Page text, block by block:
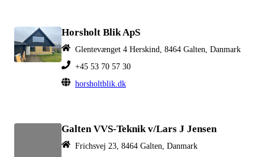
Horsholt Blik ApS
Glentevænget 4 Herskind, 8464 Galten, Danmark
+45 53 70 57 30
horsholtblik.dk
Galten VVS-Teknik v/Lars J Jensen
Frichsvej 23, 8464 Galten, Danmark